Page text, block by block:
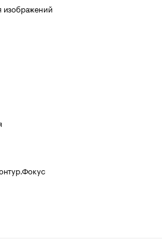
изображений